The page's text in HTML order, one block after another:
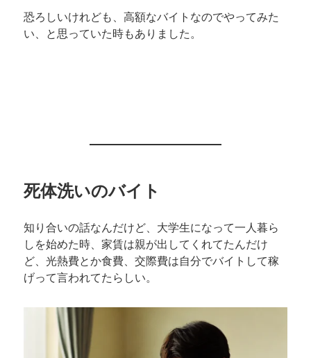
恐ろしいけれども、高額なバイトなのでやってみた
い、と思っていた時もありました。
死体洗いのバイト
知り合いの話なんだけど、大学生になって一人暮ら
しを始めた時、家賃は親が出してくれてたんだけ
ど、光熱費とか食費、交際費は自分でバイトして稼
げって言われてたらしい。